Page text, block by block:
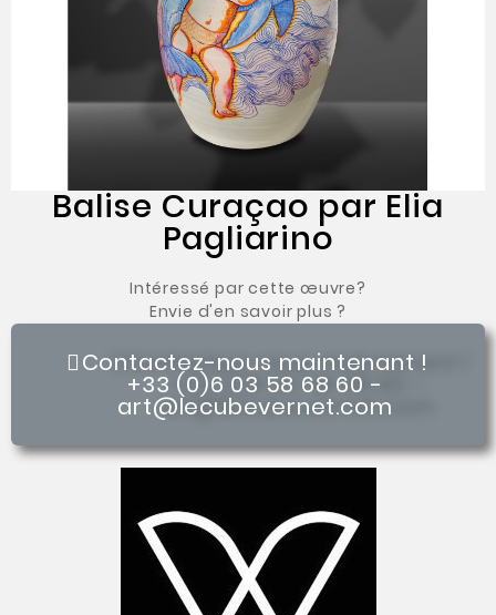
Balise Curaçao par Elia
Pagliarino
Intéressé par cette œuvre?
Envie d'en savoir plus ?
Contactez-nous maintenant !
+33 (0)6 03 58 68 60 -
art@lecubevernet.com